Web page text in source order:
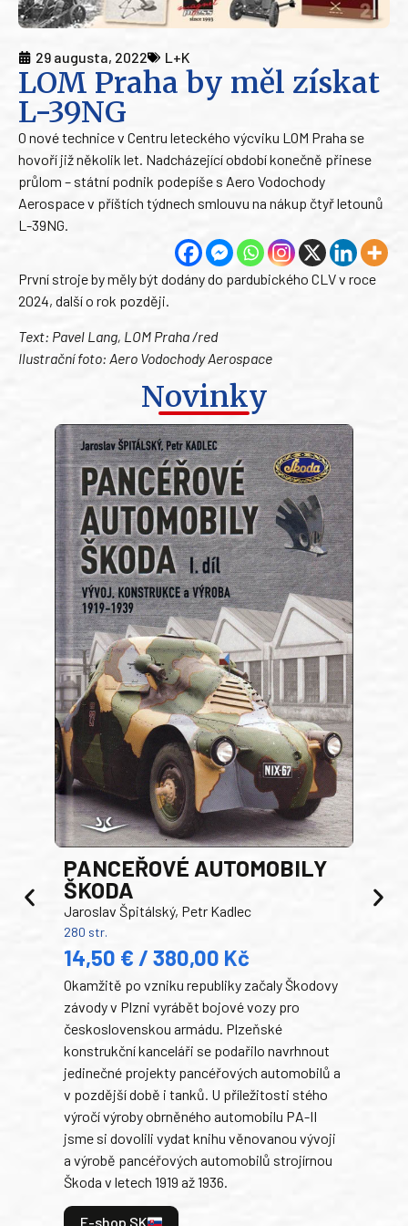
29 augusta, 2022 L+K
LOM Praha by měl získat
L-39NG
O nové technice v Centru leteckého výcviku LOM Praha se
hovoří již několik let. Nadcházející období konečně přinese
průlom – státní podnik podepíše s Aero Vodochody
Aerospace v příštích týdnech smlouvu na nákup čtyř letounů
L-39NG.
První stroje by měly být dodány do pardubického CLV v roce
2024, další o rok později.
Text: Pavel Lang, LOM Praha /red
Ilustrační foto: Aero Vodochody Aerospace
Novinky
PANCEŘOVÉ AUTOMOBILY
ŠKODA
Jaroslav Špitálský, Petr Kadlec
280 str.
14,50 € / 380,00 Kč
Okamžitě po vzniku republiky začaly Škodovy
závody v Plzni vyrábět bojové vozy pro
československou armádu. Plzeňské
konstrukční kanceláři se podařilo navrhnout
jedinečné projekty pancéřových automobilů a
v pozdější době i tanků. U příležitosti stého
výročí výroby obrněného automobilu PA-II
jsme si dovolili vydat knihu věnovanou vývoji
a výrobě pancéřových automobilů strojírnou
Škoda v letech 1919 až 1936.
E-shop SK